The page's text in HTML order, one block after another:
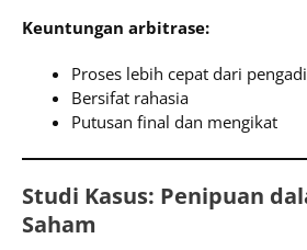
Keuntungan arbitrase:
Proses lebih cepat dari
Bersifat rahasia
Putusan final dan mengikat
Studi Kasus: Penipuan
Saham